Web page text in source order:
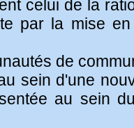
celui de la
par la mise
de
sein d'une
au sein